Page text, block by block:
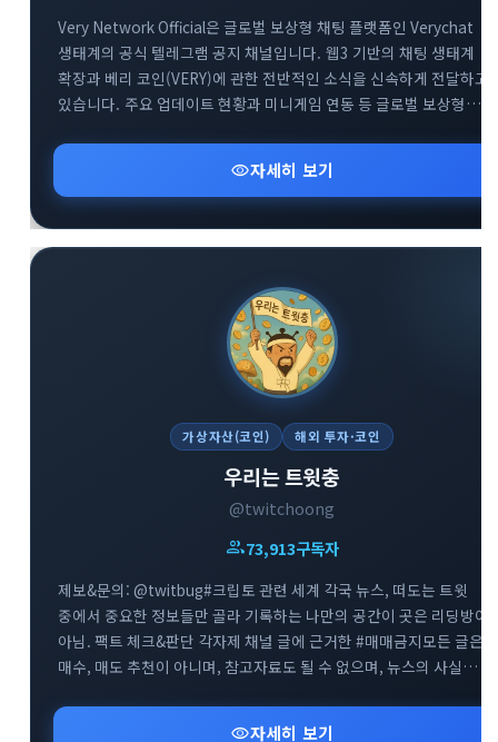
Very Network Official은 글로벌 보상형 채팅 플랫폼인 Verychat
생태계의 공식 텔레그램 공지 채널입니다. 웹3 기반의 채팅 생태계
확장과 베리 코인(VERY)에 관한 전반적인 소식을 신속하게 전달하고
있습니다. 주요 업데이트 현황과 미니게임 연동 등 글로벌 보상형
visibility자세히 보기
가상자산(코인) 해외 투자·코인
우리는 트윗충
@twitchoong
group73,914구독자
제보&문의: @twitbug#크립토 관련 세계 각국 뉴스, 떠도는 트윗
중에서 중요한 정보들만 골라 기록하는 나만의 공간이 곳은 리딩방이
아님. 팩트 체크&판단 각자제 채널 글에 근거한 #매매금지모든 글은
매수, 매도 추천이 아니며, 참고자료도 될 수 없으며, 뉴스의 사실
근거한 매매는 엄격히 금합니다.
visibility자세히 보기